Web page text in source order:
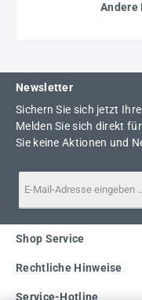
Andere
Newsletter
Sichern Sie sich jetzt
Melden Sie sich direkt
Sie keine Aktionen und
Service-Hotline
Shop Service
Rechtliche Hinweise